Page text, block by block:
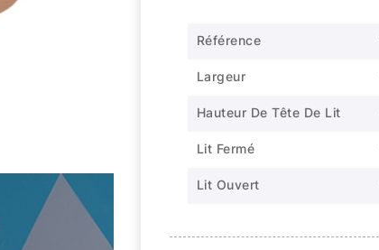
Référence
Largeur
Hauteur De Tête De Lit
Lit Fermé
Lit Ouvert